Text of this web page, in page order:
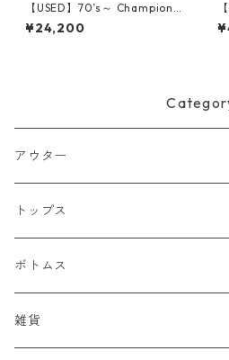
【USED】70’s～ Champion I
OWA STATE FAIR FFA T-Shir
t XL
¥24,200
アウター
ジャケット
デニムジャケット
スタジャン
ベスト
トップス
Tシャツ
半袖Tシャツ
シャツ
ボトムス
デニム
雑貨